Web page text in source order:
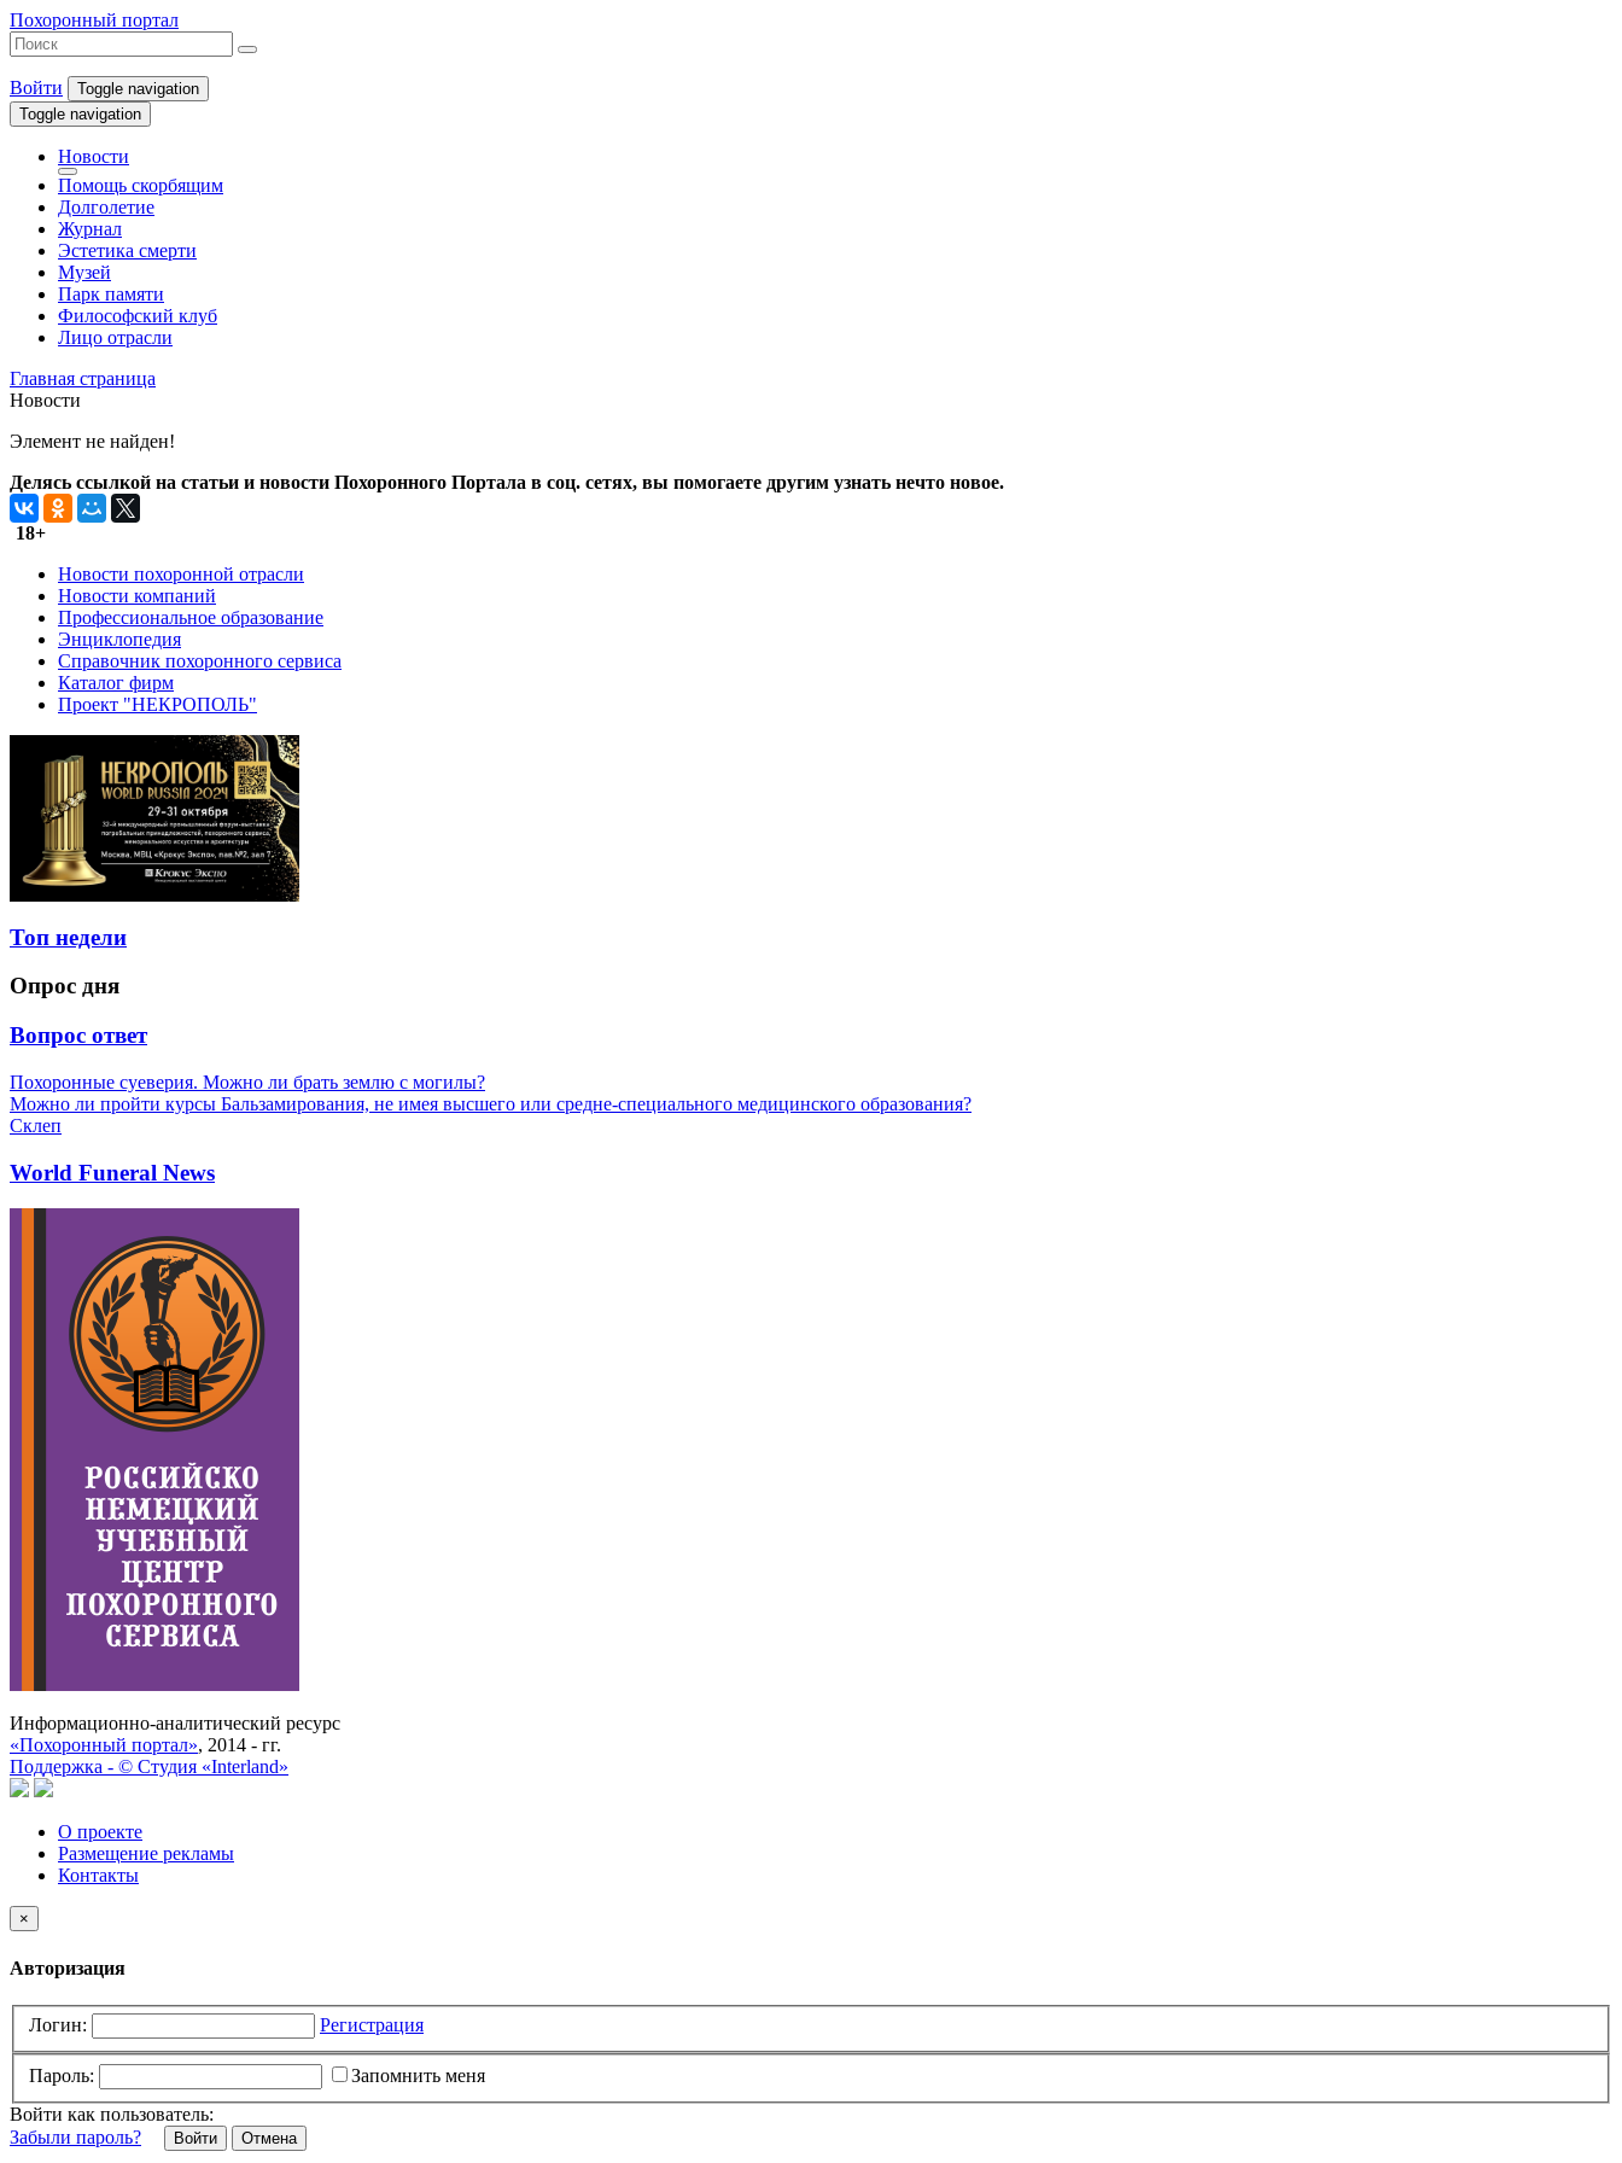
Похоронный портал
Войти
Toggle navigation
Toggle navigation
Новости
Помощь скорбящим
Долголетие
Журнал
Эстетика смерти
Музей
Парк памяти
Философский клуб
Лицо отрасли
Главная страница
Новости
Элемент не найден!
Делясь ссылкой на статьи и новости Похоронного Портала в соц. сетях, вы помогаете другим узнать нечто новое.
18+
Новости похоронной отрасли
Новости компаний
Профессиональное образование
Энциклопедия
Справочник похоронного сервиса
Каталог фирм
Проект "НЕКРОПОЛЬ"
Топ недели
Опрос дня
Вопрос ответ
Похоронные суеверия. Можно ли брать землю с могилы?
Можно ли пройти курсы Бальзамирования, не имея высшего или средне-специального медицинского образования?
Склеп
World Funeral News
Информационно-аналитический ресурс
«Похоронный портал», 2014 - гг.
Поддержка - © Cтудия «Interland»
О проекте
Размещение рекламы
Контакты
×
Авторизация
Логин: Регистрация
Пароль:
Запомнить меня
Войти как пользователь:
Забыли пароль?
Отмена